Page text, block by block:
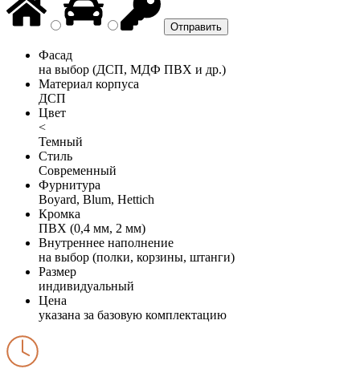
Фасад
на выбор (ДСП, МДФ ПВХ и др.)
Материал корпуса
ДСП
Цвет
<
Темный
Стиль
Современный
Фурнитура
Boyard, Blum, Hettich
Кромка
ПВХ (0,4 мм, 2 мм)
Внутреннее наполнение
на выбор (полки, корзины, штанги)
Размер
индивидуальный
Цена
указана за базовую комплектацию